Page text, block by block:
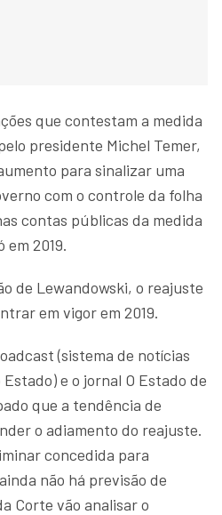
que contestam a medida
presidente Michel Temer,
para sinalizar uma
com o controle da folha
contas públicas da medida
em 2019.
de Lewandowski, o reajuste
em vigor em 2019.
(sistema de notícias
e o jornal O Estado de
que a tendência de
o adiamento do reajuste.
concedida para
não há previsão de
Corte vão analisar o